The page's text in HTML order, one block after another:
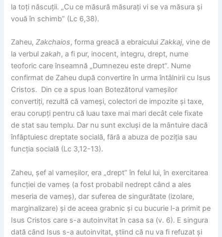
la toți născuții. „Cu ce măsură măsurați vi se va măsura și
vouă în schimb” (Lc 6,38).
Zaheu,Zakchaios, forma greacă a ebraiculuiZakkaj, vine de
la verbulzakah, a fi pur, inocent, integru, drept, nume
teoforic care înseamnă „Dumnezeu este drept”. Nume
confirmat de Zaheu după convertire în urma întâlnirii cu Isus
Cristos. Din ce a spus Ioan Botezătorul vameșilor
convertiți, rezultă că vameși, colectori de impozite și taxe,
erau corupți pentru că luau taxe mai mari decât cele fixate
de stat sau templu. Dar nu sunt excluși de la mântuire dacă
înfăptuiesc dreptate socială, fără a abuza de poziția sau
funcția socială (Lc 3,12-13).
Zaheu, șef al vameșilor, era „drept” în felul lui, în exercitarea
funcției de vameș (a fost probabil nedrept când a ales
meseria de vameș), dar suferea de singurătate (izolare,
marginalizare) și de aceea grabnic și cu bucurie l-a primit pe
Isus Cristos care s-a autoinvitat în casa sa (v. 6). E singura
dată când Isus s-a autoinvitat, știind că nu va fi refuzat și